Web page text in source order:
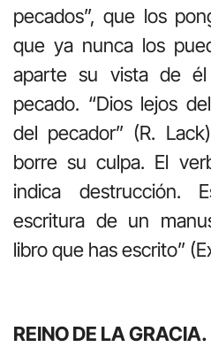
pecados”, que los
que ya nunca los
aparte su vista de
pecado. “Dios lejos
del pecador” (R.
borre su culpa. El
indica destrucción.
escritura de un
libro que has escrito”
REINO DE LA GRACIA.